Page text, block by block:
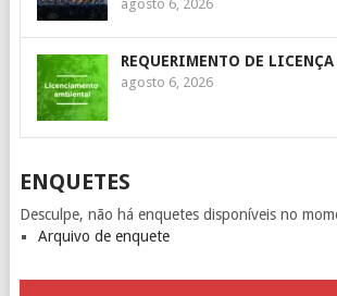
agosto 6, 2026
REQUERIMENTO DE
agosto 6, 2026
ENQUETES
Desculpe, não há enquetes disponíveis no
Arquivo de enquete